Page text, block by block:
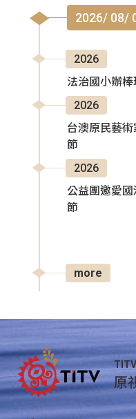
2026/ 08/
2026
法治國小辦
2026
台澳原民藝
節
2026
公益團邀愛
節
more
原